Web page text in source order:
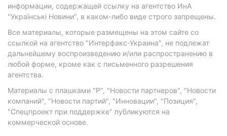
информации, содержащей ссылку на агентство ИнА
"Українські Новини", в каком-либо виде строго запрещены.
Все материалы, которые размещены на этом сайте со
ссылкой на агентство "Интерфакс-Украина", не подлежат
дальнейшему воспроизведению и/или распространению в
любой форме, кроме как с письменного разрешения
агентства.
Материалы с плашками "Р", "Новости партнеров", "Новости
компаний", "Новости партий", "Инновации", "Позиция",
"Спецпроект при поддержке" публикуются на
коммерческой основе.